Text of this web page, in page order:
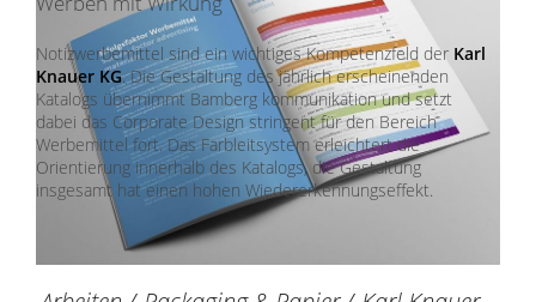
Notizwerbemittel sind ein wichtiges Kompetenzfeld der Karl
Knauer KG. Die Gestaltung des jährlich erscheinenden
Katalogs übernimmt Bamberg kommunikation und setzt
dabei das Corporate Design stringent für den Bereich
Werbemittel fort. Das Farbleitsystem erleichtert die
Orientierung innerhalb des Katalogs, die Gestaltung
insgesamt hat einen hohen Wiedererkennungseffekt.